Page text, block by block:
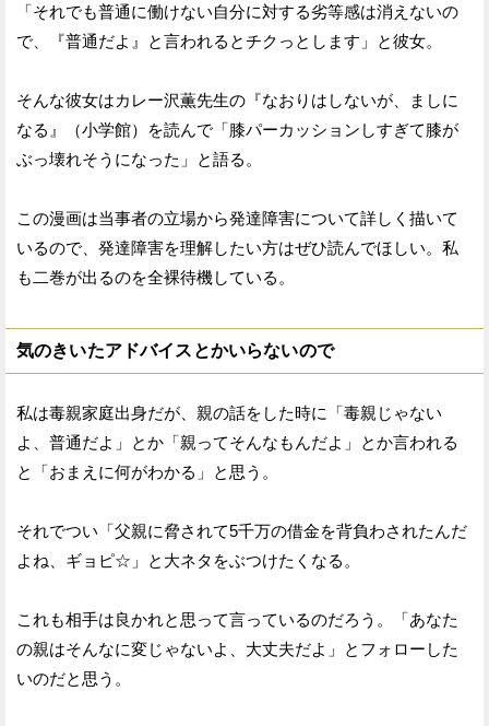
「それでも普通に働けない自分に対する劣等感は消えないの
で、『普通だよ』と言われるとチクっとします」と彼女。
そんな彼女はカレー沢薫先生の『なおりはしないが、ましに
なる』（小学館）を読んで「膝パーカッションしすぎて膝が
ぶっ壊れそうになった」と語る。
この漫画は当事者の立場から発達障害について詳しく描いて
いるので、発達障害を理解したい方はぜひ読んでほしい。私
も二巻が出るのを全裸待機している。
気のきいたアドバイスとかいらないので
私は毒親家庭出身だが、親の話をした時に「毒親じゃない
よ、普通だよ」とか「親ってそんなもんだよ」とか言われる
と「おまえに何がわかる」と思う。
それでつい「父親に脅されて5千万の借金を背負わされたんだ
よね、ギョピ☆」と大ネタをぶつけたくなる。
これも相手は良かれと思って言っているのだろう。「あなた
の親はそんなに変じゃないよ、大丈夫だよ」とフォローした
いのだと思う。